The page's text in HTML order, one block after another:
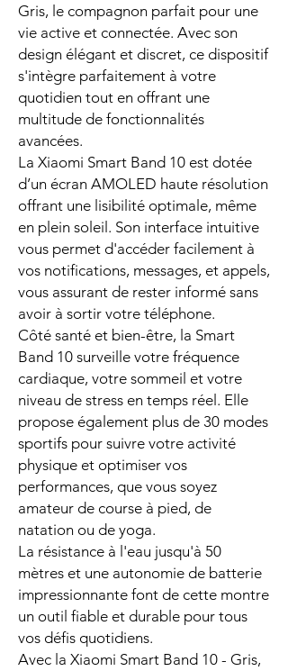
Gris, le compagnon parfait pour une
vie active et connectée. Avec son
design élégant et discret, ce dispositif
s'intègre parfaitement à votre
quotidien tout en offrant une
multitude de fonctionnalités
avancées.
La Xiaomi Smart Band 10 est dotée
d’un écran AMOLED haute résolution
offrant une lisibilité optimale, même
en plein soleil. Son interface intuitive
vous permet d'accéder facilement à
vos notifications, messages, et appels,
vous assurant de rester informé sans
avoir à sortir votre téléphone.
Côté santé et bien-être, la Smart
Band 10 surveille votre fréquence
cardiaque, votre sommeil et votre
niveau de stress en temps réel. Elle
propose également plus de 30 modes
sportifs pour suivre votre activité
physique et optimiser vos
performances, que vous soyez
amateur de course à pied, de
natation ou de yoga.
La résistance à l'eau jusqu'à 50
mètres et une autonomie de batterie
impressionnante font de cette montre
un outil fiable et durable pour tous
vos défis quotidiens.
Avec la Xiaomi Smart Band 10 - Gris,